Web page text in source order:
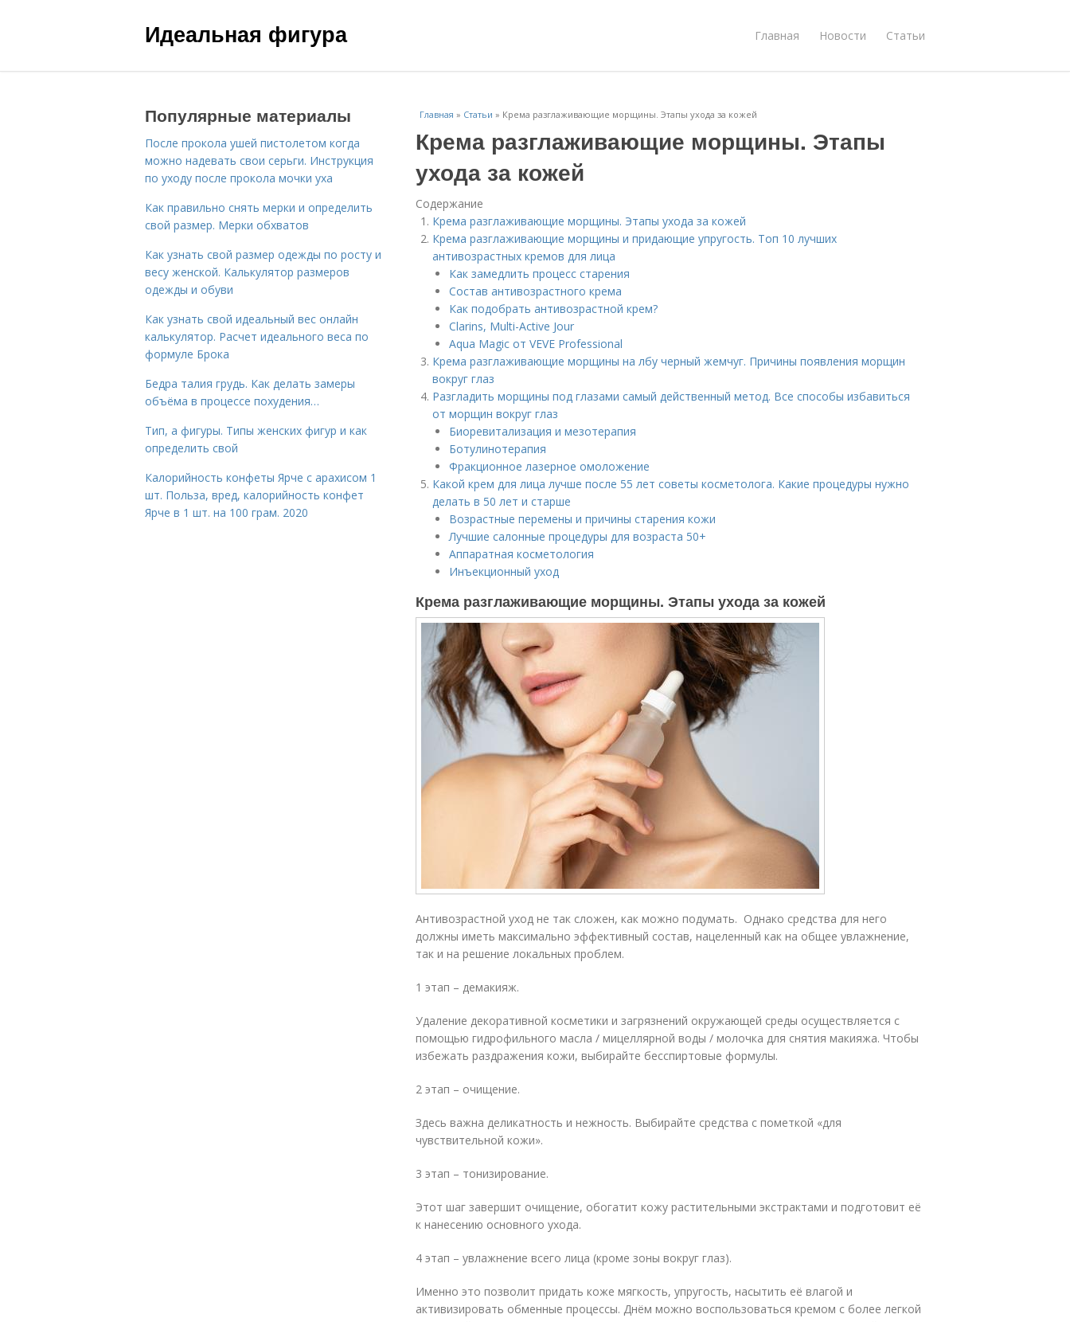
Идеальная фигура Главная Новости Статьи
Главная » Статьи » Крема разглаживающие морщины. Этапы ухода за кожей
Крема разглаживающие морщины. Этапы
ухода за кожей
Содержание
Крема разглаживающие морщины. Этапы ухода за кожей
Крема разглаживающие морщины и придающие упругость. Топ 10 лучших
антивозрастных кремов для лица
Как замедлить процесс старения
Состав антивозрастного крема
Как подобрать антивозрастной крем?
Clarins, Multi-Active Jour
Aqua Magic от VEVE Professional
Крема разглаживающие морщины на лбу черный жемчуг. Причины появления морщин
вокруг глаз
Разгладить морщины под глазами самый действенный метод. Все способы избавиться
от морщин вокруг глаз
Биоревитализация и мезотерапия
Ботулинотерапия
Фракционное лазерное омоложение
Какой крем для лица лучше после 55 лет советы косметолога. Какие процедуры нужно
делать в 50 лет и старше
Возрастные перемены и причины старения кожи
Лучшие салонные процедуры для возраста 50+
Аппаратная косметология
Инъекционный уход
Крема разглаживающие морщины. Этапы ухода за кожей
Антивозрастной уход не так сложен, как можно подумать. Однако средства для него
должны иметь максимально эффективный состав, нацеленный как на общее увлажнение,
так и на решение локальных проблем.
1 этап – демакияж.
Удаление декоративной косметики и загрязнений окружающей среды осуществляется с
помощью гидрофильного масла / мицеллярной воды / молочка для снятия макияжа. Чтобы
избежать раздражения кожи, выбирайте бесспиртовые формулы.
2 этап – очищение.
Здесь важна деликатность и нежность. Выбирайте средства с пометкой «для
чувствительной кожи».
3 этап – тонизирование.
Этот шаг завершит очищение, обогатит кожу растительными экстрактами и подготовит её
к нанесению основного ухода.
4 этап – увлажнение всего лица (кроме зоны вокруг глаз).
Именно это позволит придать коже мягкость, упругость, насытить её влагой и
активизировать обменные процессы. Днём можно воспользоваться кремом с более легкой
Популярные материалы
После прокола ушей пистолетом когда
можно надевать свои серьги. Инструкция
по уходу после прокола мочки уха
Как правильно снять мерки и определить
свой размер. Мерки обхватов
Как узнать свой размер одежды по росту и
весу женской. Калькулятор размеров
одежды и обуви
Как узнать свой идеальный вес онлайн
калькулятор. Расчет идеального веса по
формуле Брока
Бедра талия грудь. Как делать замеры
объёма в процессе похудения…
Тип, а фигуры. Типы женских фигур и как
определить свой
Калорийность конфеты Ярче с арахисом 1
шт. Польза, вред, калорийность конфет
Ярче в 1 шт. на 100 грам. 2020